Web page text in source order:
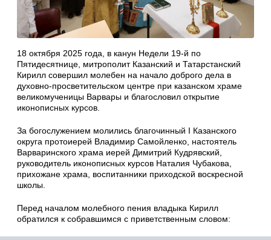
18 октября 2025 года, в канун Недели 19-й по
Пятидесятнице, митрополит Казанский и Татарстанский
Кирилл совершил молебен на начало доброго дела в
духовно-просветительском центре при казанском храме
великомученицы Варвары и благословил открытие
иконописных курсов.
За богослужением молились благочинный I Казанского
округа протоиерей Владимир Самойленко, настоятель
Варваринского храма иерей Димитрий Кудрявский,
руководитель иконописных курсов Наталия Чубакова,
прихожане храма, воспитанники приходской воскресной
школы.
Перед началом молебного пения владыка Кирилл
обратился к собравшимся с приветственным словом: